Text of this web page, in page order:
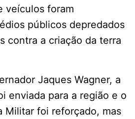
veículos foram
públicos depredados
contra a criação da terra
Jaques Wagner, a
enviada para a região e o
Militar foi reforçado, mas